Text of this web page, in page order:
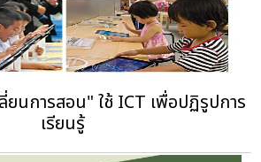
ยนการสอน" ใช้ ICT เพื่อปฏิรูปการ
เรียนรู้